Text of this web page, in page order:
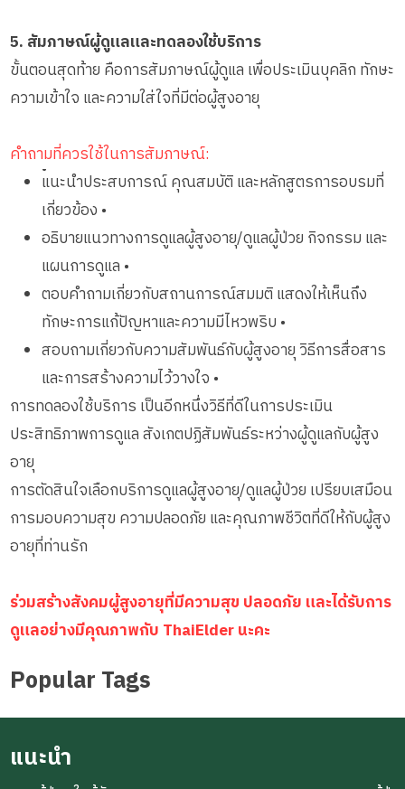
5. สัมภาษณ์ผู้ดูแลและทดลองใช้บริการ
ขั้นตอนสุดท้าย คือการสัมภาษณ์ผู้ดูแล เพื่อประเมินบุคลิก ทักษะ
ความเข้าใจ และความใส่ใจที่มีต่อผู้สูงอายุ
คำถามที่ควรใช้ในการสัมภาษณ์:
•
แนะนำประสบการณ์ คุณสมบัติ และหลักสูตรการอบรมที่
เกี่ยวข้อง •
อธิบายแนวทางการดูแลผู้สูงอายุ/ดูแลผู้ป่วย กิจกรรม และ
แผนการดูแล •
ตอบคำถามเกี่ยวกับสถานการณ์สมมติ แสดงให้เห็นถึง
ทักษะการแก้ปัญหาและความมีไหวพริบ •
สอบถามเกี่ยวกับความสัมพันธ์กับผู้สูงอายุ วิธีการสื่อสาร
และการสร้างความไว้วางใจ •
การทดลองใช้บริการ เป็นอีกหนึ่งวิธีที่ดีในการประเมิน
ประสิทธิภาพการดูแล สังเกตปฏิสัมพันธ์ระหว่างผู้ดูแลกับผู้สูง
อายุ
การตัดสินใจเลือกบริการดูแลผู้สูงอายุ/ดูแลผู้ป่วย เปรียบเสมือน
การมอบความสุข ความปลอดภัย และคุณภาพชีวิตที่ดีให้กับผู้สูง
อายุที่ท่านรัก
ร่วมสร้างสังคมผู้สูงอายุที่มีความสุข ปลอดภัย และได้รับการ
ดูแลอย่างมีคุณภาพกับ ThaiElder นะคะ
Popular Tags
แนะนำ